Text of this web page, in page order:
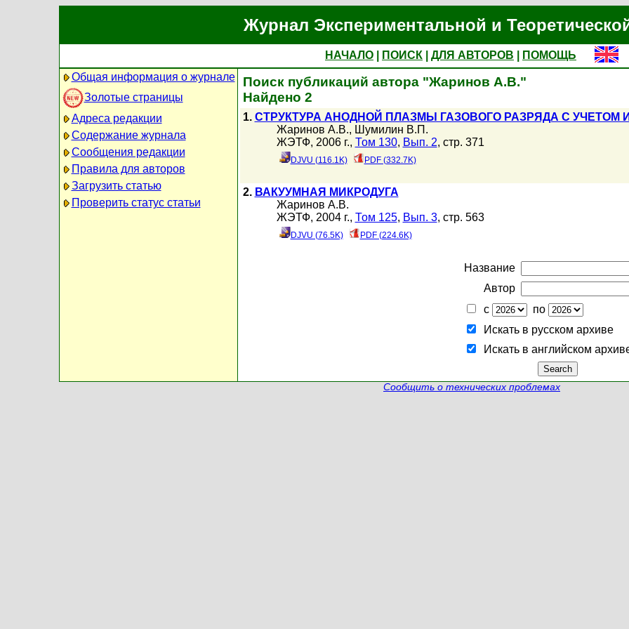
Журнал Экспериментальной и
НАЧАЛО ПОИСК ДЛЯ АВТОРОВ
ПОМОЩЬ
Общая информация о журнале
Золотые страницы
Адреса редакции
Содержание журнала
Сообщения редакции
Правила для авторов
Загрузить статью
Проверить статус статьи
Поиск публикаций автора "Жаринов А.В."
Найдено 2
1. СТРУКТУРА АНОДНОЙ ПЛАЗМЫ ГАЗОВОГО РАЗРЯДА С УЧЕТОМ
Жаринов А.В., Шумилин В.П.
ЖЭТФ, 2006 г., Том 130, Вып. 2, стр. 371
DJVU (116.1K) PDF (332.7K)
2. ВАКУУМНАЯ МИКРОДУГА
Жаринов А.В.
ЖЭТФ, 2004 г., Том 125, Вып. 3, стр. 563
DJVU (76.5K) PDF (224.6K)
Название
Автор
с
по
Искать в русском архиве
Искать в английском
Сообщить о технических проблемах